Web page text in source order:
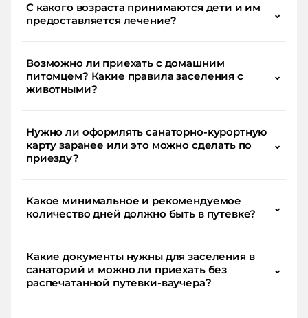
С какого возраста принимаются дети и им
предоставляется лечение?
⌄
Возможно ли приехать с домашним
питомцем? Какие правила заселения с
животными?
⌄
Нужно ли оформлять санаторно-курортную
карту заранее или это можно сделать по
приезду?
⌄
Какое минимальное и рекомендуемое
количество дней должно быть в путевке?
⌄
Какие документы нужны для заселения в
санаторий и можно ли приехать без
распечатанной путевки-ваучера?
⌄